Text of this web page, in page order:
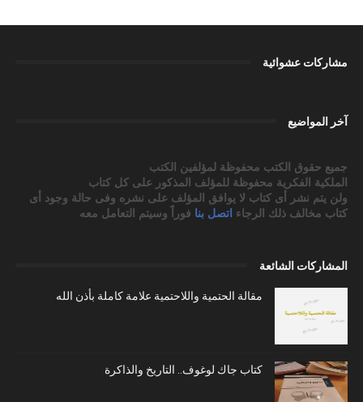
مشاركات عشوائية
آخر المواضيع
جميع حقوق الكتب محفوظة لمؤلفين الكتب
الملكية الفكرية محفوظة للمؤلف المذكور على كل كتاب
ولن يتم نشر أى كتاب لا يوافق المؤلف على نشره وفى حالة وجود أى
كتاب مخالف ذلك الرجاء اتصل بنا فوراً وسيتم التعامل معه
المشاركات الشائعة
مقالة الحتمية واللاحتمية علامة كاملة بأذن الله
كتاب جاك لوغوف.. التاريخ والذاكرة